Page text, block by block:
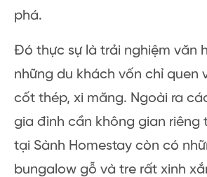
phá.
Đó thực sự là trải nghiệm văn
những du khách vốn chỉ quen
cốt thép, xi măng. Ngoài ra
gia đình cần không gian riêng
tại Sành Homestay còn có
bungalow gỗ và tre rất xinh